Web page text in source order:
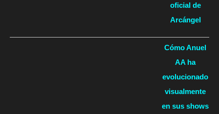
oficial de
Arcángel
Cómo Anuel
AA ha
evolucionado
visualmente
en sus shows